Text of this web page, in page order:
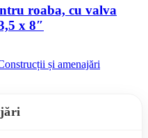
roaba, cu valva
x 8″
și amenajări